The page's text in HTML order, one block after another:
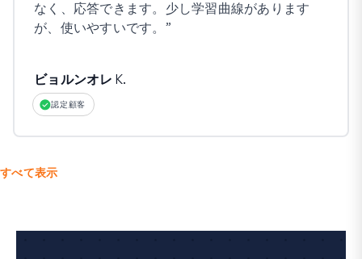
なく、応答できます。少し学習曲線があります
が、使いやすいです。 ”
ビョルンオレ K.
認定顧客
すべて表示